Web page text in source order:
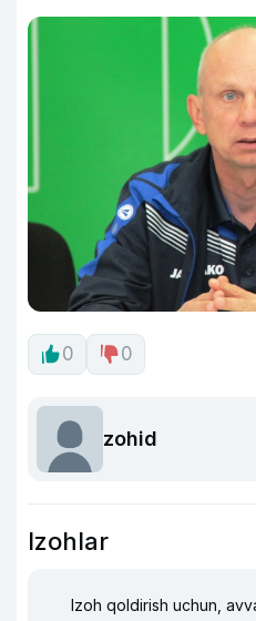
0 0
zohid
Izohlar
Izoh qoldirish uchun,